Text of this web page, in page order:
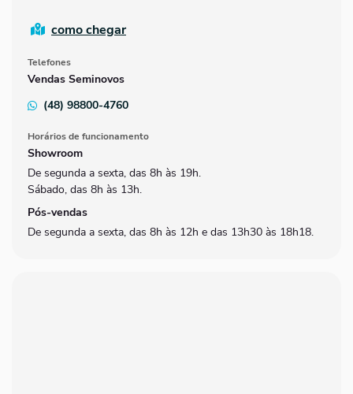
como chegar
Telefones
Vendas Seminovos
(48) 98800-4760
Horários de funcionamento
Showroom
De segunda a sexta, das 8h às 19h.
Sábado, das 8h às 13h.
Pós-vendas
De segunda a sexta, das 8h às 12h e das 13h30 às 18h18.